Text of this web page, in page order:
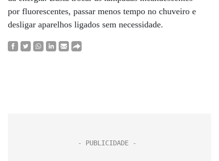
por fluorescentes, passar menos tempo no chuveiro e
desligar aparelhos ligados sem necessidade.